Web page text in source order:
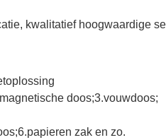
kwalitatief hoogwaardige
doos;3.vouwdoos;
zak en zo.